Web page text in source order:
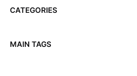
CATEGORIES
MAIN TAGS